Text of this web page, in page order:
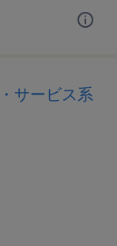
サービス系